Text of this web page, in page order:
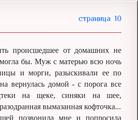
10
происшедшее от домашних не
бы. Муж с матерью всю ночь
и морги, разыскивали ее по
вернулась домой - с порога все
на щеке, синяки на шее,
вымазанная кофточка...
позвонила мне и попросила